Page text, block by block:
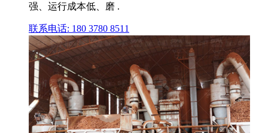
强、运行成本低、磨 .
联系电话: 180 3780 8511